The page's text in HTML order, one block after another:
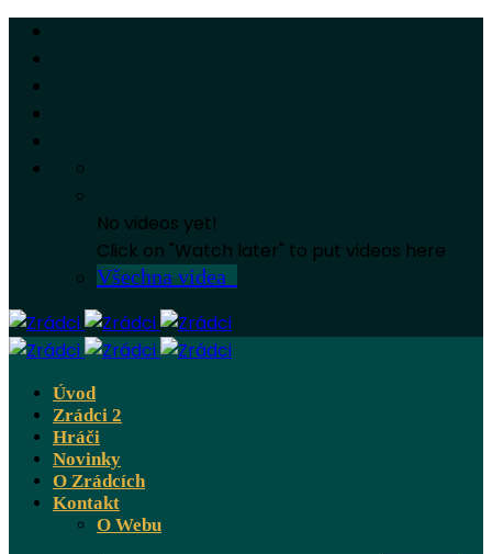
No videos yet!
Click on "Watch later" to put videos here
Všechna videa
Úvod
Zrádci 2
Hráči
Novinky
O Zrádcích
Kontakt
O Webu